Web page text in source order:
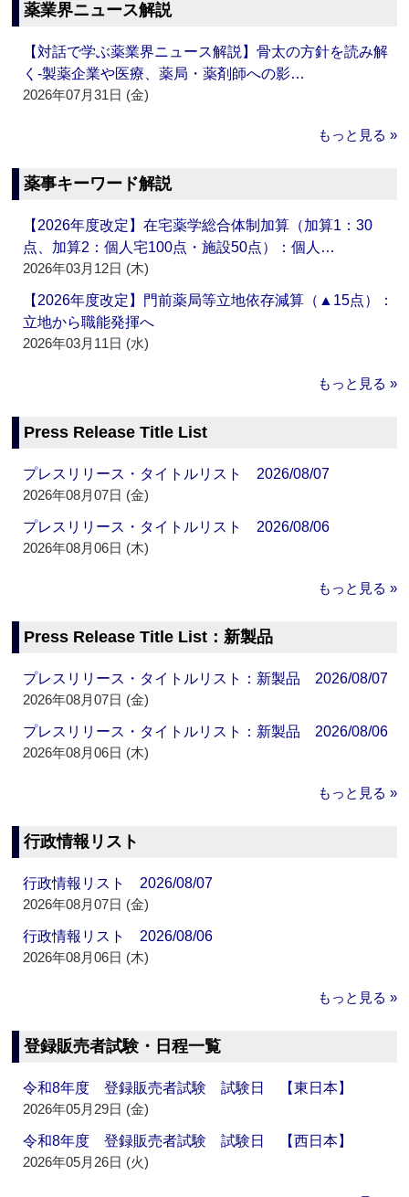
薬業界ニュース解説
【対話で学ぶ薬業界ニュース解説】骨太の方針を読み解
く‐製薬企業や医療、薬局・薬剤師への影…
2026年07月31日 (金)
もっと見る »
薬事キーワード解説
【2026年度改定】在宅薬学総合体制加算（加算1：30
点、加算2：個人宅100点・施設50点）：個人…
2026年03月12日 (木)
【2026年度改定】門前薬局等立地依存減算（▲15点）：
立地から職能発揮へ
2026年03月11日 (水)
もっと見る »
Press Release Title List
プレスリリース・タイトルリスト 2026/08/07
2026年08月07日 (金)
プレスリリース・タイトルリスト 2026/08/06
2026年08月06日 (木)
もっと見る »
Press Release Title List：新製品
プレスリリース・タイトルリスト：新製品 2026/08/07
2026年08月07日 (金)
プレスリリース・タイトルリスト：新製品 2026/08/06
2026年08月06日 (木)
もっと見る »
行政情報リスト
行政情報リスト 2026/08/07
2026年08月07日 (金)
行政情報リスト 2026/08/06
2026年08月06日 (木)
もっと見る »
登録販売者試験・日程一覧
令和8年度 登録販売者試験 試験日 【東日本】
2026年05月29日 (金)
令和8年度 登録販売者試験 試験日 【西日本】
2026年05月26日 (火)